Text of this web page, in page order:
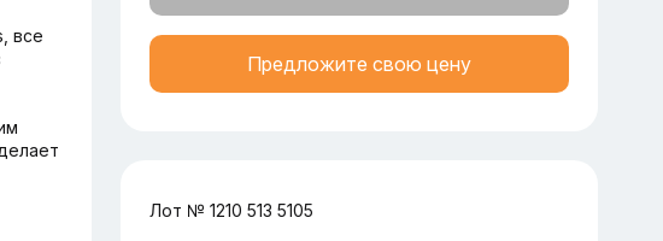
все
Предложите свою цену
Лот № 1210 513 5105